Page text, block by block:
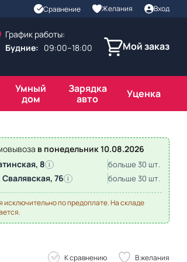
Сравнение Желания Вход
График работы:
Будние: 09:00–18:00 Мой заказ
Умный
дом
Зарядка
авто
Уценка
в понедельник 10.08.2026
8 i больше 30 шт.
76 i больше 30 шт.
исключительно по предоплате. На складе
К сравнению В желания